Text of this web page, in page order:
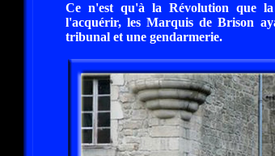
Ce n'est qu'à la Révolution que
l'acquérir, les Marquis de Brison
tribunal et une gendarmerie.